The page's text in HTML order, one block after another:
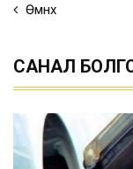
Өмнөх
САНАЛ